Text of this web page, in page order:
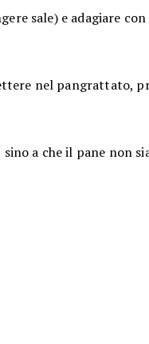
sale) e adagiare
nel pangrattato,
a che il pane non